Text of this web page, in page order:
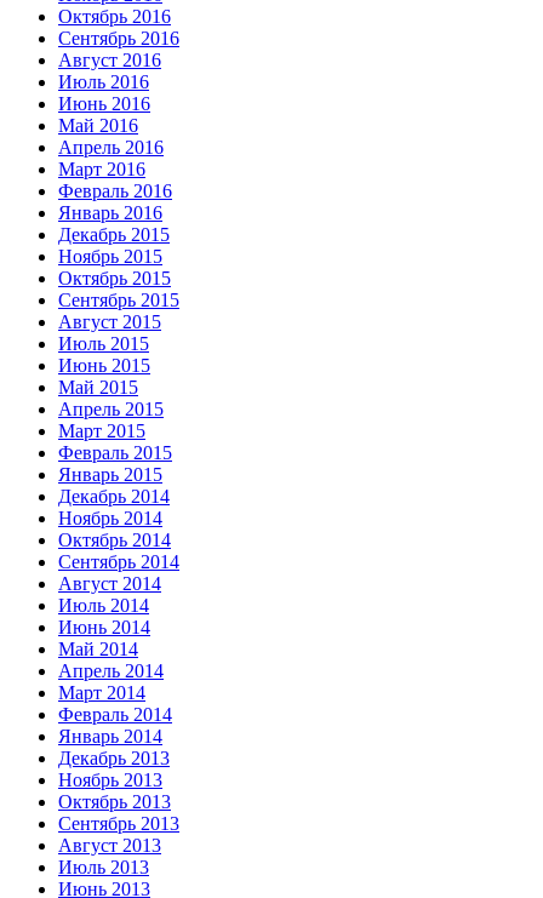
Октябрь 2016
Сентябрь 2016
Август 2016
Июль 2016
Июнь 2016
Май 2016
Апрель 2016
Март 2016
Февраль 2016
Январь 2016
Декабрь 2015
Ноябрь 2015
Октябрь 2015
Сентябрь 2015
Август 2015
Июль 2015
Июнь 2015
Май 2015
Апрель 2015
Март 2015
Февраль 2015
Январь 2015
Декабрь 2014
Ноябрь 2014
Октябрь 2014
Сентябрь 2014
Август 2014
Июль 2014
Июнь 2014
Май 2014
Апрель 2014
Март 2014
Февраль 2014
Январь 2014
Декабрь 2013
Ноябрь 2013
Октябрь 2013
Сентябрь 2013
Август 2013
Июль 2013
Июнь 2013